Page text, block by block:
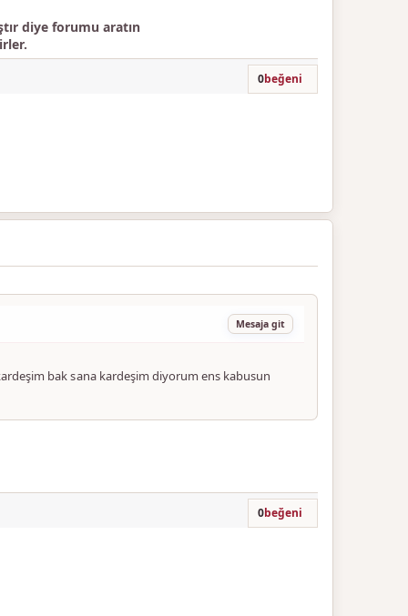
diye forumu aratın
0beğeni
Mesaja git
bak sana kardeşim diyorum ens kabusun
0beğeni